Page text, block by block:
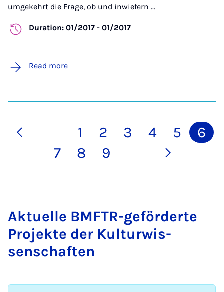
umgekehrt die Frage, ob und inwiefern ...
Duration: 01/2017 - 01/2017
Read more
1 2 3 4 5
6
7
8 9
Ak­tuelle BMFTR-ge­förderte
Pro­jekte der Kul­tur­wis­
senschaften